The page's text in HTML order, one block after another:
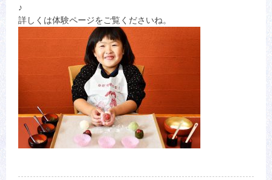
♪
詳しくは体験ページをご覧くださいね。